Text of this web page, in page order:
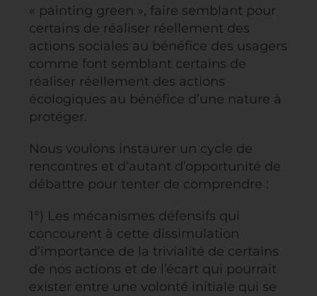
« painting green », faire semblant pour
certains de réaliser réellement des
actions sociales au bénéfice des usagers
comme font semblant certains de
réaliser réellement des actions
écologiques au bénéfice d’une nature à
protéger.
Nous voulons instaurer un cycle de
rencontres et d’autant d’opportunité de
débattre pour tenter de comprendre :
1°) Les mécanismes défensifs qui
concourent à cette dissimulation
d’importance de la trivialité de certains
de nos actions et de l’écart qui pourrait
exister entre une volonté initiale qui se